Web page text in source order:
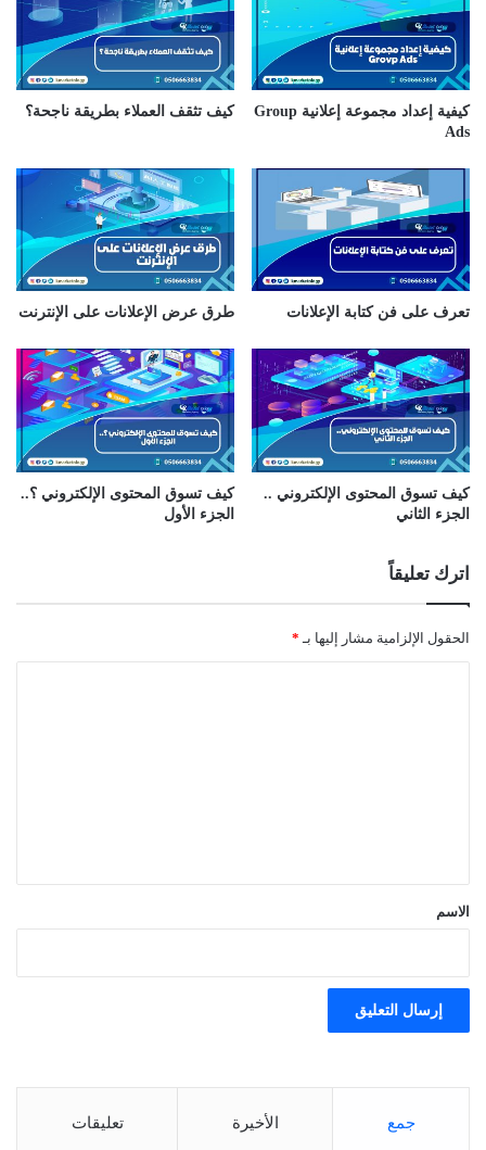
إ
ل
ك
ت
و
ي
كيفية إعداد مجموعة إعلانية Group
Ads
كيف تثقف العملاء بطريقة ناجحة؟
تعرف على فن كتابة الإعلانات طرق عرض الإعلانات على الإنترنت
كيف تسوق المحتوى الإلكتروني ..
الجزء الثاني
كيف تسوق المحتوى الإلكتروني ؟..
الجزء الأول
اترك تعليقاً
الحقول الإلزامية مشار إليها بـ *
*
الاسم
جمع الأخيرة تعليقات